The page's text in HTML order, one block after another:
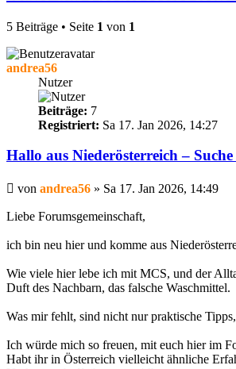
5 Beiträge • Seite 1 von 1
andrea56
Nutzer
Beiträge: 7
Registriert: Sa 17. Jan 2026, 14:27
Hallo aus Niederösterreich –
Beitrag
von andrea56 » Sa 17. Jan 2026, 14:49
Liebe Forumsgemeinschaft,
ich bin neu hier und komme aus
Wie viele hier lebe ich mit MCS, und der
Duft des Nachbarn, das falsche Waschmittel.
Was mir fehlt, sind nicht nur praktische
Ich würde mich so freuen, mit euch hier im
Habt ihr in Österreich vielleicht ähnliche